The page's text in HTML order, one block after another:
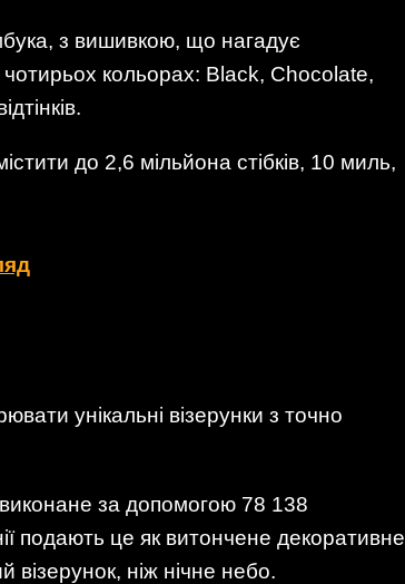
з вишивкою, що нагадує
чотирьох кольорах: Black, Chocolate,
до 2,6 мільйона стібків, 10 миль,
унікальні візерунки з точно
за допомогою 78 138
подають це як витончене декоративне
ніж нічне небо.